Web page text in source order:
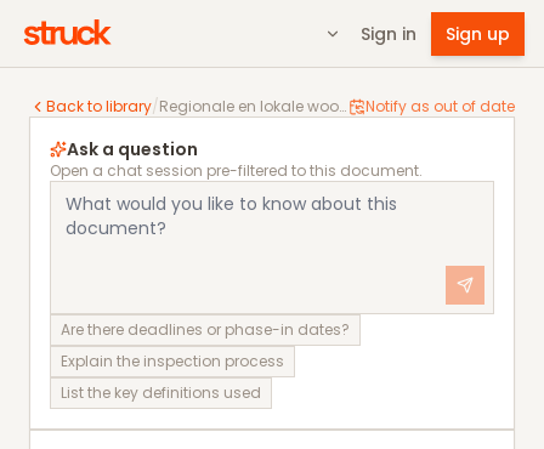
Sign in Sign up
Back to library/ Regionale en lokale woonvisie gemeente Voerendaal 2023 - 2028 Notify as out of date
Regionale en lokale woonvisie gemeente Voerendaal
Ask a question
Open a chat session pre-filtered to this document.
Are there deadlines or phase-in dates?
Explain the inspection process
List the key definitions used